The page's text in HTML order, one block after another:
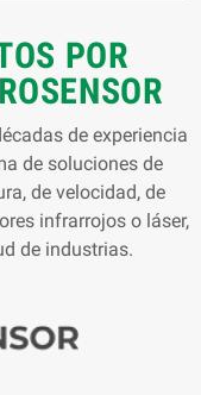
POR
de experiencia
de soluciones de
de velocidad, de
infrarrojos o láser,
de industrias.